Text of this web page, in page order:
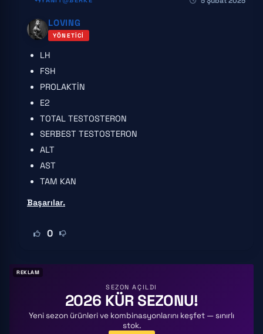
LOVING
YÖNETICI
LH
FSH
PROLAKTİN
E2
TOTAL TESTOSTERON
SERBEST TESTOSTERON
ALT
AST
TAM KAN
Başarılar.
0
REKLAM
SEZON AÇILDI
2026 KÜR SEZONU!
Yeni sezon ürünleri ve kombinasyonlarını keşfet — sınırlı
stok.